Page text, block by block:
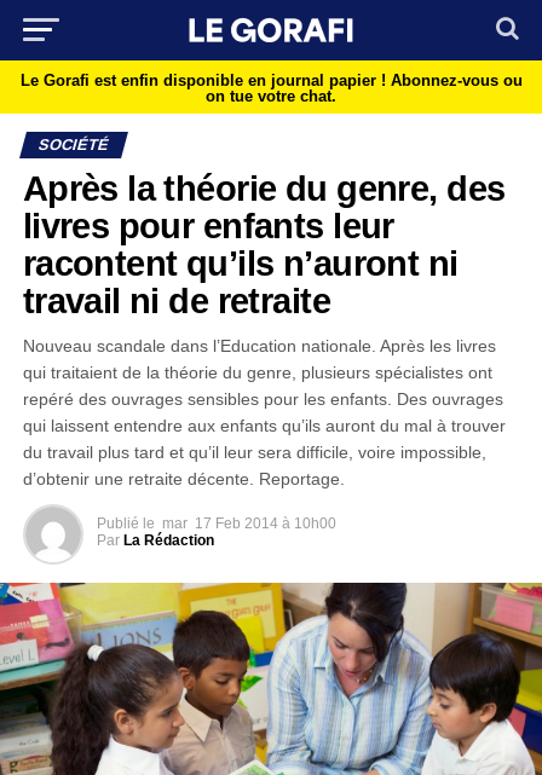
Le Gorafi est enfin disponible en journal papier ! Abonnez-vous ou
on tue votre chat.
SOCIÉTÉ
Après la théorie du genre, des
livres pour enfants leur
racontent qu’ils n’auront ni
travail ni de retraite
Nouveau scandale dans l’Education nationale. Après les livres
qui traitaient de la théorie du genre, plusieurs spécialistes ont
repéré des ouvrages sensibles pour les enfants. Des ouvrages
qui laissent entendre aux enfants qu’ils auront du mal à trouver
du travail plus tard et qu’il leur sera difficile, voire impossible,
d’obtenir une retraite décente. Reportage.
Publié le mar 17 Feb 2014 à 10h00
Par La Rédaction